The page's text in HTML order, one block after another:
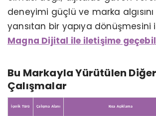
deneyimi güçlü ve marka
yansıtan bir yapıya dönüşmesini
Magna Dijital ile iletişime
Bu Markayla Yürütülen Diğer
Çalışmalar
İçerik Türü Çalışma Alanı Kısa Açıklama
KERVAN GIDA - TANITIM